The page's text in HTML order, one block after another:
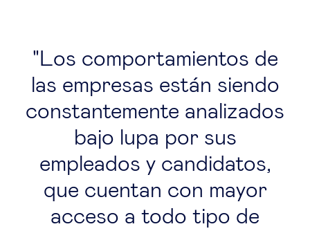
Los comportamientos de
las empresas están siendo
constantemente analizados
bajo lupa por sus
empleados y candidatos,
que cuentan con mayor
acceso a todo tipo de